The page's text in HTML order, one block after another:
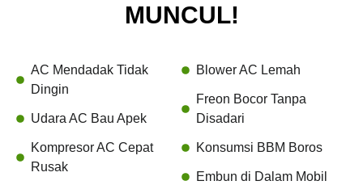
MUNCUL!
AC Mendadak Tidak
Dingin
Udara AC Bau Apek
Kompresor AC Cepat
Rusak
Blower AC Lemah
Freon Bocor Tanpa
Disadari
Konsumsi BBM Boros
Embun di Dalam Mobil